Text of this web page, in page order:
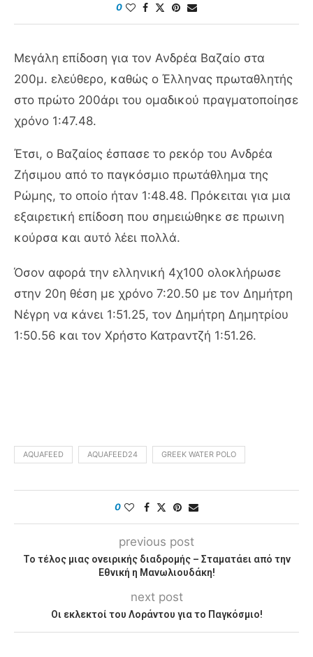
0
Μεγάλη επίδοση για τον Ανδρέα Βαζαίο στα
200μ. ελεύθερο, καθώς ο Έλληνας πρωταθλητής
στο πρώτο 200άρι του ομαδικού πραγματοποίησε
χρόνο 1:47.48.
Έτσι, ο Βαζαίος έσπασε το ρεκόρ του Ανδρέα
Ζήσιμου από το παγκόσμιο πρωτάθλημα της
Ρώμης, το οποίο ήταν 1:48.48. Πρόκειται για μια
εξαιρετική επίδοση που σημειώθηκε σε πρωινη
κούρσα και αυτό λέει πολλά.
Όσον αφορά την ελληνική 4χ100 ολοκλήρωσε
στην 20η θέση με χρόνο 7:20.50 με τον Δημήτρη
Νέγρη να κάνει 1:51.25, τον Δημήτρη Δημητρίου
1:50.56 και τον Χρήστο Κατραντζή 1:51.26.
AQUAFEED AQUAFEED24 GREEK WATER POLO
0
previous post
Το τέλος μιας ονειρικής διαδρομής – Σταματάει από την
Εθνική η Μανωλιουδάκη!
next post
Οι εκλεκτοί του Λοράντου για το Παγκόσμιο!